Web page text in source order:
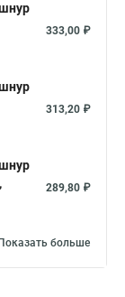
333,00 ₽
313,20 ₽
289,80 ₽
Показать больше